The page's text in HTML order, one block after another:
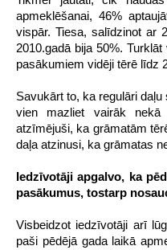
apmeklēšanai, 46%
vispār. Tiesa, salīdzinot ar
2010.gadā bija 50%.
pasākumiem vidēji tērē līdz
Savukārt to, ka regulāri
vien mazliet vairāk nekā
atzīmējuši, ka grāmatām
daļa atzinusi, ka grāmatas
Iedzīvotāji apgalvo, ka
pasākumus, tostarp
Visbeidzot iedzīvotāji arī
paši pēdējā gada laikā